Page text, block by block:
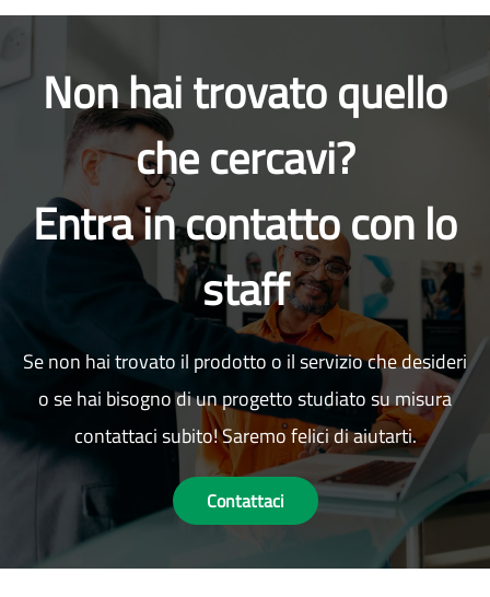
Non hai trovato quello
che cercavi?
Entra in contatto con lo
staff
Se non hai trovato il prodotto o il servizio che desideri
o se hai bisogno di un progetto studiato su misura
contattaci subito! Saremo felici di aiutarti.
Contattaci